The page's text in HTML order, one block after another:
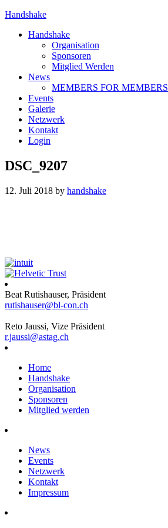
Handshake
Handshake
Organisation
Sponsoren
Mitglied Werden
News
MEMBERS FOR MEMBERS
Events
Galerie
Netzwerk
Kontakt
Login
DSC_9207
12. Juli 2018 by handshake
Beat Rutishauser, Präsident
rutishauser@bl-con.ch
Reto Jaussi, Vize Präsident
r.jaussi@astag.ch
Home
Handshake
Organisation
Sponsoren
Mitglied werden
News
Events
Netzwerk
Kontakt
Impressum